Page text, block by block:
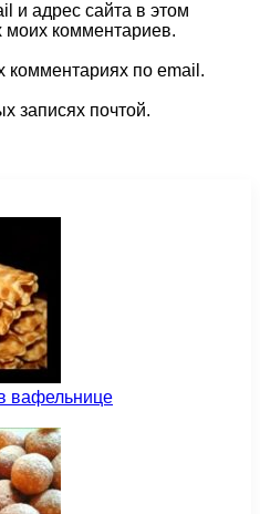
и адрес сайта в этом
комментариев.
комментариях по email.
записях почтой.
вафельнице